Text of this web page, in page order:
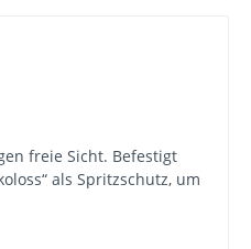
freie Sicht. Befestigt
als Spritzschutz, um